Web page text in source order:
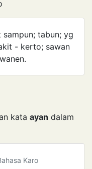
sampun; tabun; yg
- kerto; sawan
kata ayan dalam
Karo